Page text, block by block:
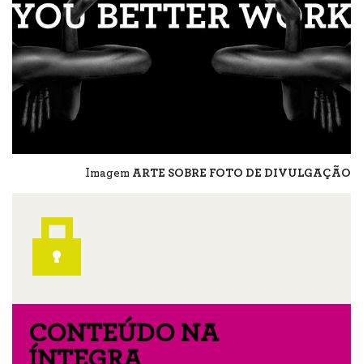
Imagem ARTE SOBRE FOTO DE DIVULGAÇÃO
CONTEÚDO NA